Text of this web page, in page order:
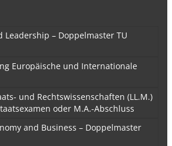
Leadership – Doppelmaster TU
Europäische und Internationale
und Rechtswissenschaften (LL.M.)
oder M.A.-Abschluss
and Business – Doppelmaster